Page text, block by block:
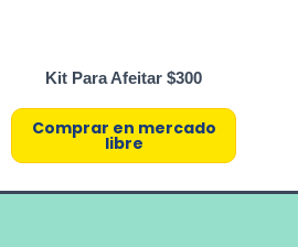
Kit Para Afeitar $300
Comprar en mercado
libre